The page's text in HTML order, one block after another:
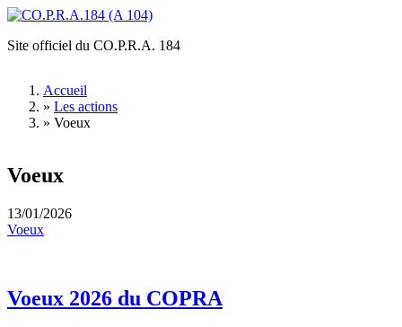
Aller au contenu principal
CO.P.R.A.184
(A 104)
Site officiel du CO.P.R.A. 184
Vous êtes ici
Accueil
» Les actions
» Voeux
Voeux
13/01/2026
Voeux
Voeux 2026 du COPRA